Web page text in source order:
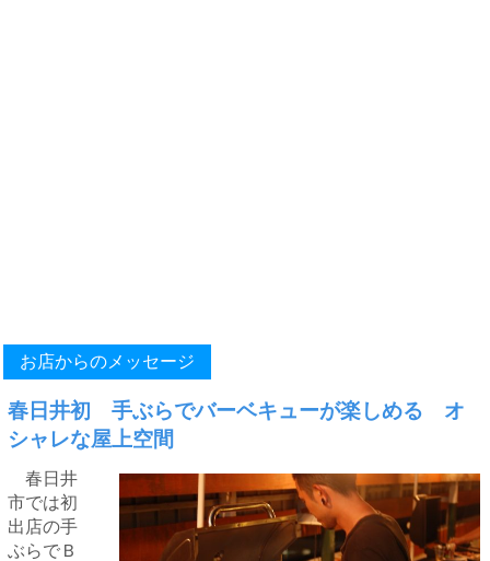
お店からのメッセージ
春日井初 手ぶらでバーベキューが楽しめる オ
シャレな屋上空間
春日井
市では初
出店の手
ぶらでＢ